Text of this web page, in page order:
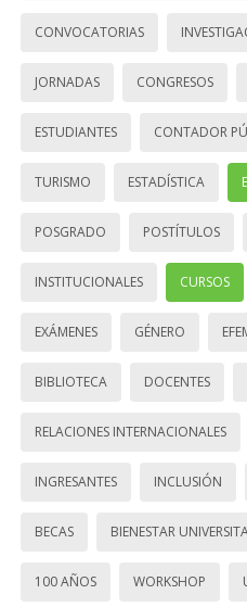
CONVOCATORIAS
JORNADAS CONGRESOS
ESTUDIANTES CONTADOR
TURISMO ESTADÍSTICA
POSGRADO POSTÍTULOS
INSTITUCIONALES CURSOS
EXÁMENES GÉNERO
BIBLIOTECA DOCENTES
RELACIONES INTERNACIONALES
INGRESANTES INCLUSIÓN
BECAS BIENESTAR
100 AÑOS WORKSHOP